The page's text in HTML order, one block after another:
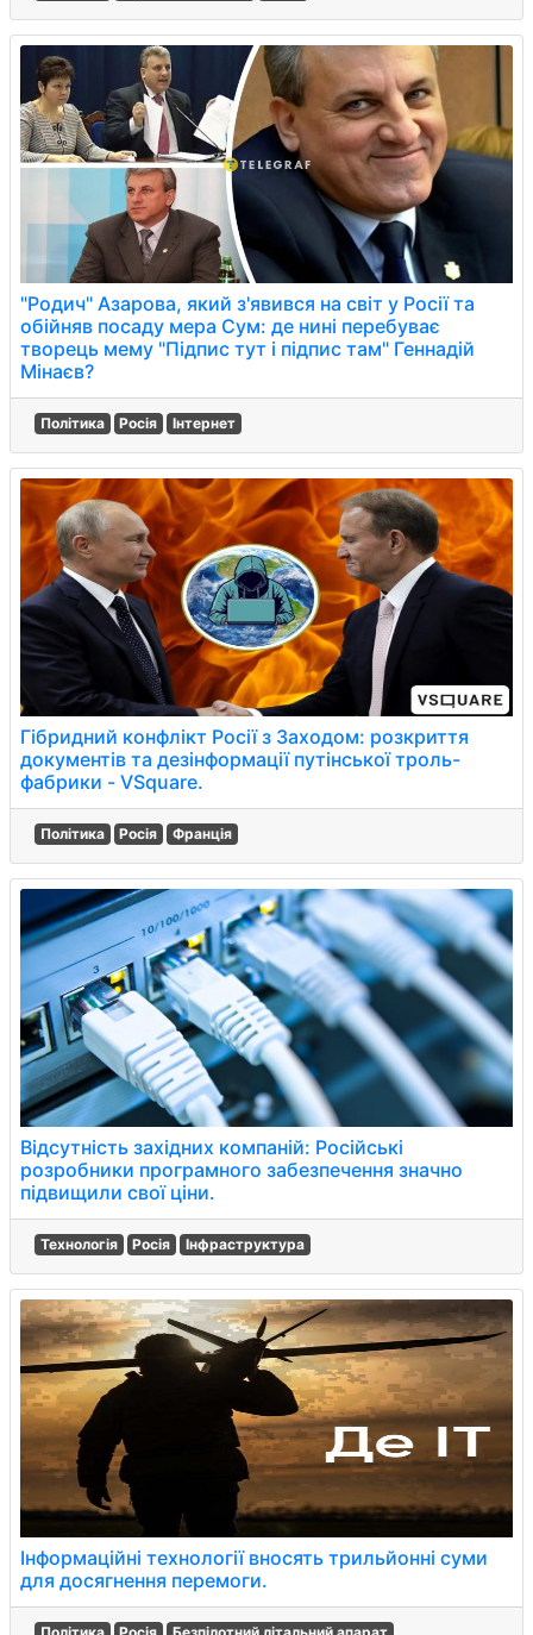
"Родич" Азарова, який з'явився на світ у Росії та
обійняв посаду мера Сум: де нині перебуває
творець мему "Підпис тут і підпис там" Геннадій
Мінаєв?
Політика Росія Інтернет
Гібридний конфлікт Росії з Заходом: розкриття
документів та дезінформації путінської троль-
фабрики - VSquare.
Політика Росія Франція
Відсутність західних компаній: Російські
розробники програмного забезпечення значно
підвищили свої ціни.
Технологія Росія Інфраструктура
Інформаційні технології вносять трильйонні суми
для досягнення перемоги.